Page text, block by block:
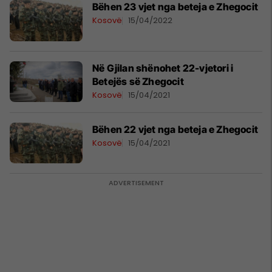
Bëhen 23 vjet nga beteja e Zhegocit
Kosovë 15/04/2022
Në Gjilan shënohet 22-vjetori i
Betejës së Zhegocit
Kosovë 15/04/2021
Bëhen 22 vjet nga beteja e Zhegocit
Kosovë 15/04/2021